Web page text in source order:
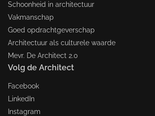
Schoonheid in architectuur
Vakmanschap
Goed opdrachtgeverschap
Architectuur als culturele waarde
Mevr. De Architect 2.0
Volg de Architect
Facebook
LinkedIn
Instagram